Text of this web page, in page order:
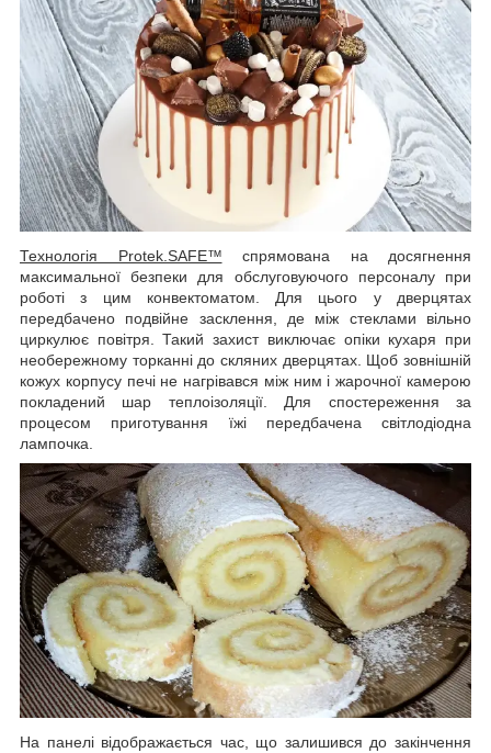
Технологія Protek.SAFE™ спрямована на досягнення
максимальної безпеки для обслуговуючого персоналу при
роботі з цим конвектоматом. Для цього у дверцятах
передбачено подвійне засклення, де між стеклами вільно
циркулює повітря. Такий захист виключає опіки кухаря при
необережному торканні до скляних дверцятах. Щоб зовнішній
кожух корпусу печі не нагрівався між ним і жарочної камерою
покладений шар теплоізоляції. Для спостереження за
процесом приготування їжі передбачена світлодіодна
лампочка.
На панелі відображається час, що залишився до закінчення